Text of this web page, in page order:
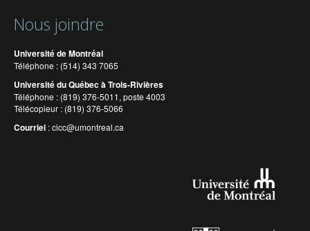
Nous joindre
Université de Montréal
Téléphone : (514) 343 7065
Université du Québec à Trois-Rivières
Téléphone : (819) 376-5011, poste 4003
Télécopieur : (819) 376-5066
Courriel :cicc@umontreal.ca